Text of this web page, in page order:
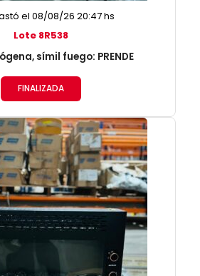
el 08/08/26 20:47 hs
Lote 8R538
símil fuego: PRENDE
FINALIZADA